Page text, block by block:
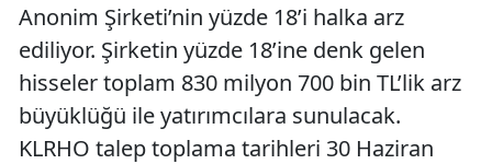
Anonim Şirketi’nin yüzde 18’i halka arz
ediliyor. Şirketin yüzde 18’ine denk gelen
hisseler toplam 830 milyon 700 bin TL’lik arz
büyüklüğü ile yatırımcılara sunulacak.
KLRHO talep toplama tarihleri 30 Haziran